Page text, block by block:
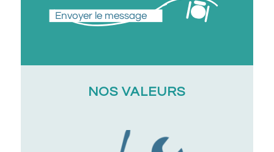
Envoyer le message
NOS VALEURS